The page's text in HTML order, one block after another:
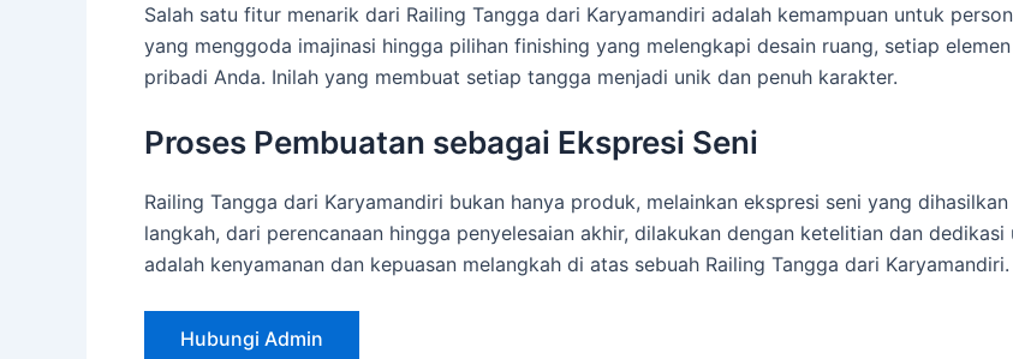
Salah satu fitur menarik dari Railing Tangga dari Karyamandiri adalah kemampuan untuk
yang menggoda imajinasi hingga pilihan finishing yang melengkapi desain ruang, setiap
pribadi Anda. Inilah yang membuat setiap tangga menjadi unik dan penuh karakter.
Proses Pembuatan sebagai Ekspresi Seni
Railing Tangga dari Karyamandiri bukan hanya produk, melainkan ekspresi seni yang
langkah, dari perencanaan hingga penyelesaian akhir, dilakukan dengan ketelitian dan
adalah kenyamanan dan kepuasan melangkah di atas sebuah Railing Tangga dari Karyamandiri.
Hubungi Admin